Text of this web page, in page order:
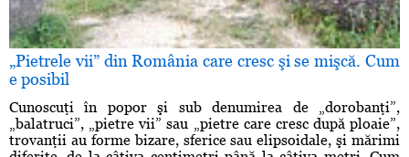
„Pietrele vii” din România care cresc şi se mişcă. Cum
e posibil
Cunoscuţi în popor şi sub denumirea de „dorobanţi”,
„balatruci”, „pietre vii” sau „pietre care cresc după ploaie”,
trovanţii au forme bizare, sferice sau elipsoidale, şi mărimi